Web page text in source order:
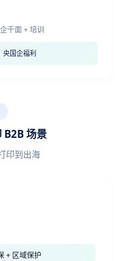
千面 + 培训
央国企福利
B2B 场景
印到出海
+ 区域保护